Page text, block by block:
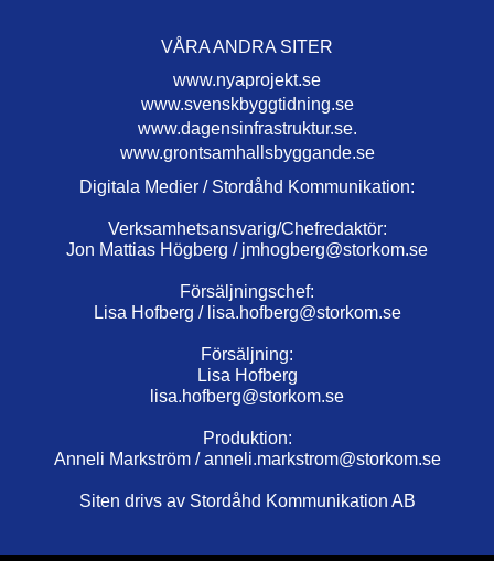
VÅRA ANDRA SITER
www.nyaprojekt.se
www.svenskbyggtidning.se
www.dagensinfrastruktur.se.
www.grontsamhallsbyggande.se
Digitala Medier / Stordåhd Kommunikation:
Verksamhetsansvarig/Chefredaktör:
Jon Mattias Högberg / jmhogberg@storkom.se
Försäljningschef:
Lisa Hofberg / lisa.hofberg@storkom.se
Försäljning:
Lisa Hofberg
lisa.hofberg@storkom.se
Produktion:
Anneli Markström /anneli.markstrom@storkom.se
Siten drivs av Stordåhd Kommunikation AB